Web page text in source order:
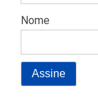
Nome